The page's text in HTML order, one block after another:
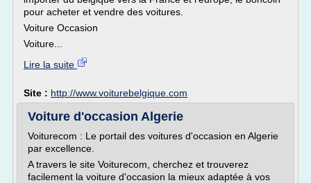
pour acheter et vendre des voitures.
Voiture Occasion
Voiture...
Lire la suite
Site : http://www.voiturebelgique.com
Voiture d'occasion Algerie
Voiturecom : Le portail des voitures d'occasion en Algerie
par excellence.
A travers le site Voiturecom, cherchez et trouverez
facilement la voiture d'occasion la mieux adaptée à vos